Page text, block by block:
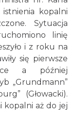
kopalni
Sytuacja
linię
i z roku na
się pierwsze
a później
„Grundmann”
(Głowacki).
kopalni aż do jej